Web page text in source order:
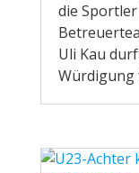
die
Uli Kau
Würdigung